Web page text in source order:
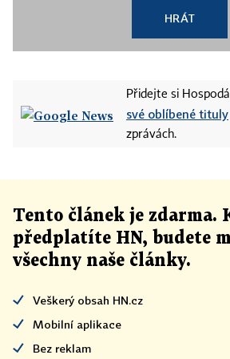
HRÁT
Přidejte si
své oblíbené tituly
zprávách.
Tento článek je zdarma.
předplatíte HN, budete
všechny naše články.
Veškerý obsah HN.cz
Mobilní aplikace
Bez reklam